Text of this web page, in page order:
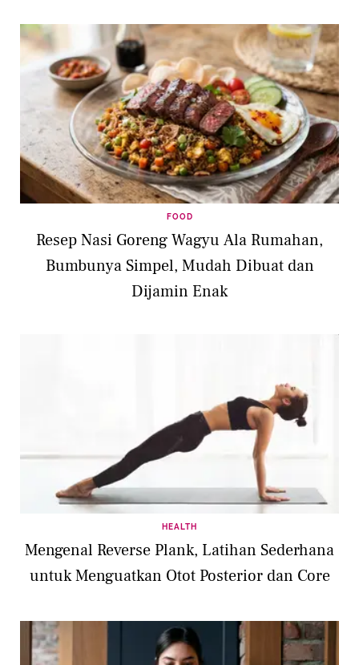
FOOD
Resep Nasi Goreng Wagyu Ala Rumahan,
Bumbunya Simpel, Mudah Dibuat dan
Dijamin Enak
HEALTH
Mengenal Reverse Plank, Latihan Sederhana
untuk Menguatkan Otot Posterior dan Core